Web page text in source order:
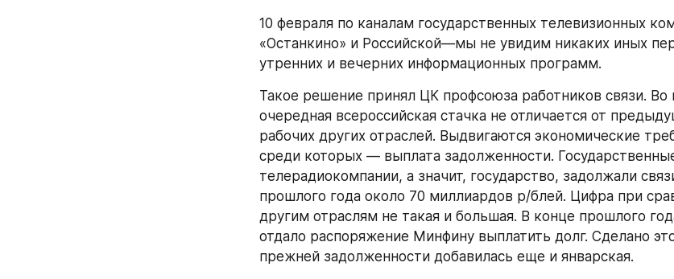
10 февраля по каналам государственных телевизионных
«Останкино» и Российской—мы не увидим никаких иных
утренних и вечерних информационных программ.
Такое решение принял ЦК профсоюза работников связи. Во
очередная всероссийская стачка не отличается от
рабочих других отраслей. Выдвигаются экономические
среди которых — выплата задолженности.
телерадиокомпании, а значит, государство, задолжали
прошлого года около 70 миллиардов р/блей. Цифра при
другим отраслям не такая и большая. В конце прошлого
отдало распоряжение Минфину выплатить долг. Сделано
прежней задолженности добавилась еще и январская.